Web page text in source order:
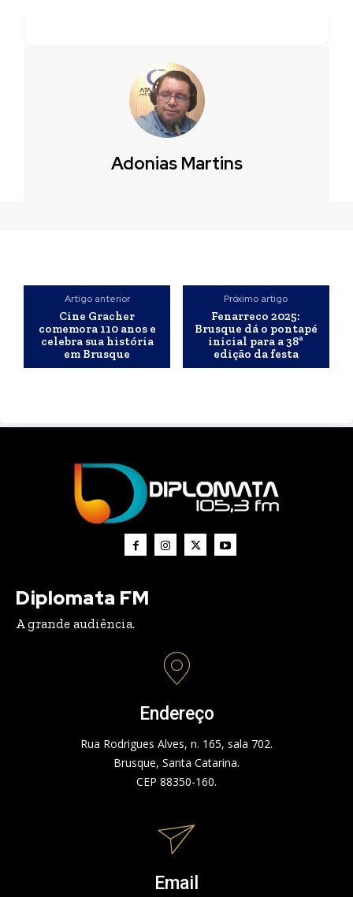
Adonias Martins
Artigo anterior
Cine Gracher
comemora 110 anos e
celebra sua história
em Brusque
Próximo artigo
Fenarreco 2025:
Brusque dá o pontapé
inicial para a 38ª
edição da festa
Diplomata FM
A grande audiência.
Endereço
Rua Rodrigues Alves, n. 165, sala 702.
Brusque, Santa Catarina.
CEP 88350-160.
Email